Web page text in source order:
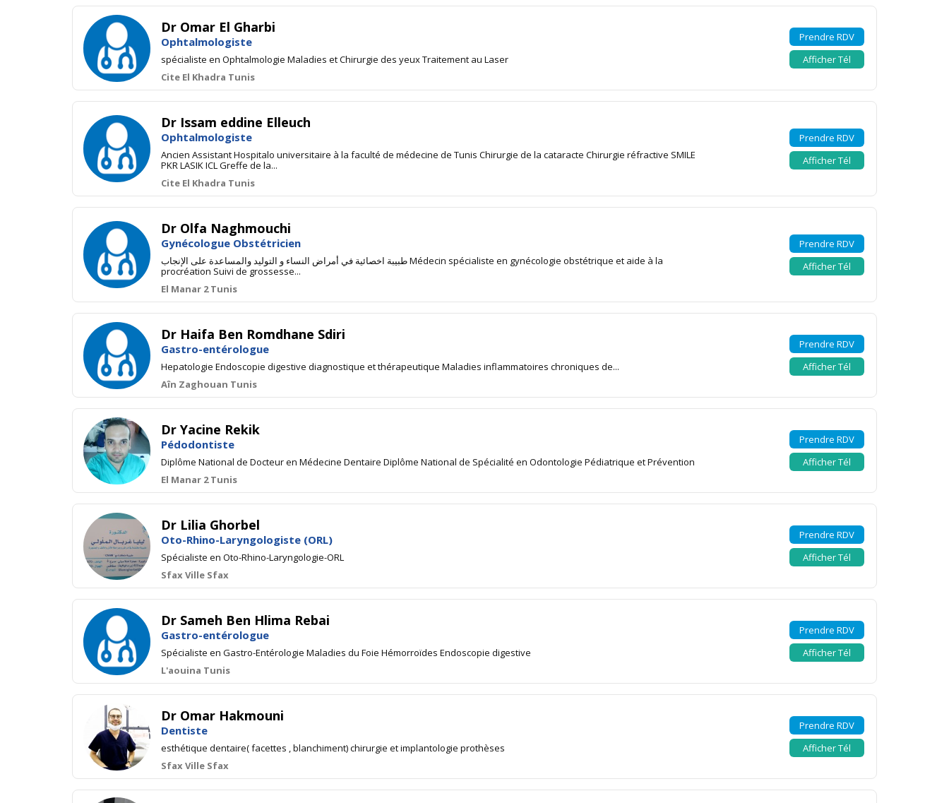
Dr Omar El Gharbi
Ophtalmologiste
spécialiste en Ophtalmologie Maladies et Chirurgie des yeux Traitement au Laser
Cite El Khadra Tunis
Prendre RDV
Afficher Tél
Dr Issam eddine Elleuch
Ophtalmologiste
Ancien Assistant Hospitalo universitaire à la faculté de médecine de Tunis Chirurgie de la cataracte Chirurgie réfractive SMILE
PKR LASIK ICL Greffe de la...
Cite El Khadra Tunis
Prendre RDV
Afficher Tél
Dr Olfa Naghmouchi
Gynécologue Obstétricien
طبيبة اخصائية في أمراض النساء و التوليد والمساعدة على الإنجاب Médecin spécialiste en gynécologie obstétrique et aide à la
procréation Suivi de grossesse...
El Manar 2 Tunis
Prendre RDV
Afficher Tél
Dr Haifa Ben Romdhane Sdiri
Gastro-entérologue
Hepatologie Endoscopie digestive diagnostique et thérapeutique Maladies inflammatoires chroniques de...
Aîn Zaghouan Tunis
Prendre RDV
Afficher Tél
Dr Yacine Rekik
Pédodontiste
Diplôme National de Docteur en Médecine Dentaire Diplôme National de Spécialité en Odontologie Pédiatrique et Prévention
El Manar 2 Tunis
Prendre RDV
Afficher Tél
Dr Lilia Ghorbel
Oto-Rhino-Laryngologiste (ORL)
Spécialiste en Oto-Rhino-Laryngologie-ORL
Sfax Ville Sfax
Prendre RDV
Afficher Tél
Dr Sameh Ben Hlima Rebai
Gastro-entérologue
Spécialiste en Gastro-Entérologie Maladies du Foie Hémorroïdes Endoscopie digestive
L'aouina Tunis
Prendre RDV
Afficher Tél
Dr Omar Hakmouni
Dentiste
esthétique dentaire( facettes , blanchiment) chirurgie et implantologie prothèses
Sfax Ville Sfax
Prendre RDV
Afficher Tél